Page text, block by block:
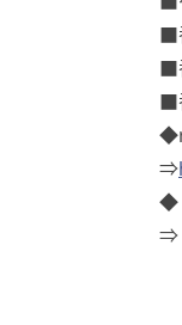
■
■
■
⇒
◆
⇒